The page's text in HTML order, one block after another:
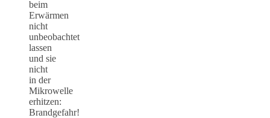
beim
Erwärmen
nicht
unbeobachtet
lassen
und sie
nicht
in der
Mikrowelle
erhitzen:
Brandgefahr!